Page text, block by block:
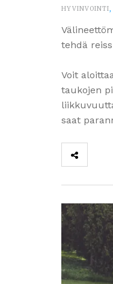
HYVINVOINTI,
tehdä
Voit
taukojen
saat